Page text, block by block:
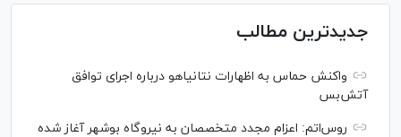
جدیدترین مطالب
واکنش حماس به اظهارات نتانیاهو درباره اجرای توافق
آتش‌بس
روس‌اتم: اعزام مجدد متخصصان به نیروگاه بوشهر آغاز شده